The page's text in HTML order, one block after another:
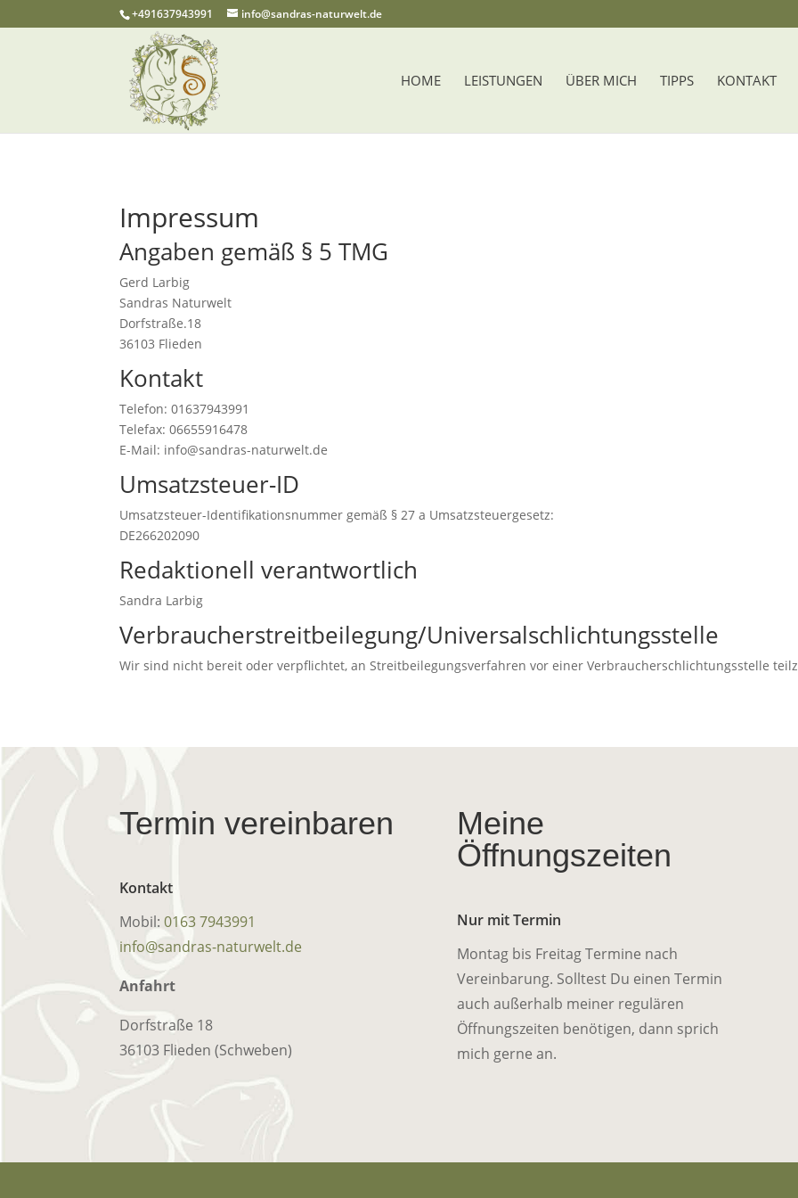
+491637943991 info@sandras-naturwelt.de
HOME LEISTUNGEN ÜBER MICH TIPPS KONTAKT
Impressum
Angaben gemäß § 5 TMG
Gerd Larbig
Sandras Naturwelt
Dorfstraße.18
36103 Flieden
Kontakt
Telefon: 01637943991
Telefax: 06655916478
E-Mail: info@sandras-naturwelt.de
Umsatzsteuer-ID
Umsatzsteuer-Identifikationsnummer gemäß § 27 a Umsatzsteuergesetz:
DE266202090
Redaktionell verantwortlich
Sandra Larbig
Verbraucher­streit­beilegung/Universal­schlichtungs­stelle
Wir sind nicht bereit oder verpflichtet, an Streitbeilegungsverfahren vor einer Verbraucherschlichtungsstelle
Termin vereinbaren
Kontakt
Mobil:0163 7943991
info@sandras-naturwelt.de
Anfahrt
Dorfstraße 18
36103 Flieden (Schweben)
Meine
Öffnungszeiten
Nur mit Termin
Montag bis Freitag Termine nach
Vereinbarung. Solltest Du einen Termin
auch außerhalb meiner regulären
Öffnungszeiten benötigen, dann sprich
mich gerne an.